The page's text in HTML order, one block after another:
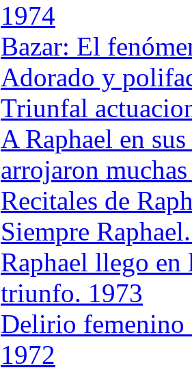
1974
Bazar: El
Adorado y
Triunfal
A Raphael en
arrojaron
Recitales de
Siempre
Raphael llego
triunfo. 1973
Delirio femenino
1972